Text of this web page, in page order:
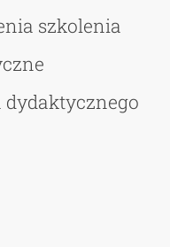
szkolenia